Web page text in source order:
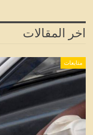
اخر المقالات
متابعات